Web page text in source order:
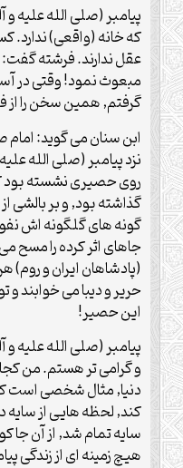
پيامبر (صلی الله علیه
كه خانه (واقعى)
عقل ندارند. فرشته گفت:
مبعوث نمود! وقتى در
گرفتم, همين سخن را
ابن سنان مى گويد:
نزد پيامبر (صلی الله
روى حصيرى نشسته بود
گذاشته بود, و بر بالشى
گونه هاى گلگونه اش
جاهاى اثر كرده را
(پادشاهان ايران و
حرير و ديبا مى خوابند
اين حصير!
پيامبر (صلی الله علیه و
و گرامى تر هستم. من كجا
دنيا, مثال شخصى است
كند, لحظه هايى از
سايه تمام شد, از آن جا
هيچ زمينه اى از زندگى